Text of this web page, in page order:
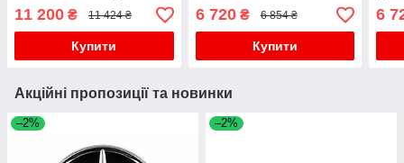
11 200 ₴ 11 424 ₴
Купити
6 720₴ 6 854 ₴
Купити
6
Акційні пропозиції та новинки
–2% –2%